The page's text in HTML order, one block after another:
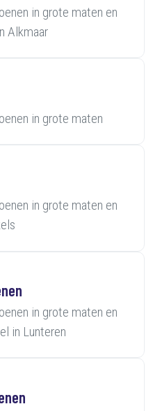
in grote maten en
Alkmaar
in grote maten
in grote maten en
in grote maten en
in Lunteren